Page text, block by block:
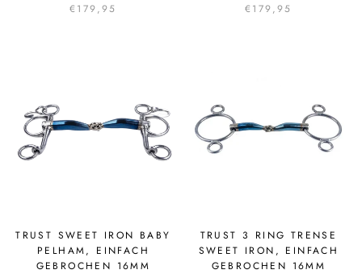
€179,95
€179,95
TRUST SWEET IRON BABY
PELHAM, EINFACH
GEBROCHEN 16MM
TRUST 3 RING TRENSE
SWEET IRON, EINFACH
GEBROCHEN 16MM